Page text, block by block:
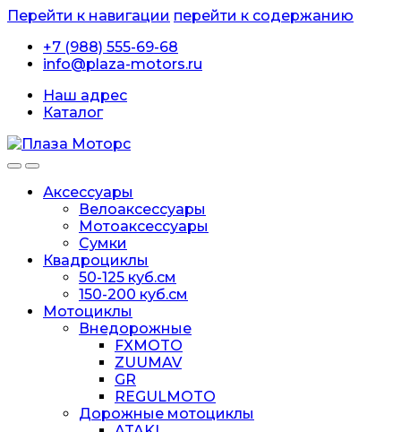
Перейти к навигации перейти к содержанию
+7 (988) 555-69-68
info@plaza-motors.ru
Наш адрес
Каталог
Аксессуары
Велоаксессуары
Мотоаксессуары
Сумки
Квадроциклы
50-125 куб.см
150-200 куб.см
Мотоциклы
Внедорожные
FXMOTO
ZUUMAV
GR
REGULMOTO
Дорожные мотоциклы